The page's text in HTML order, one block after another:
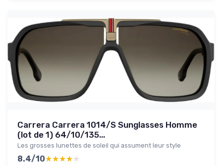
Carrera Carrera 1014/S Sunglasses Homme
(lot de 1) 64/10/135...
Les grosses lunettes de soleil qui assument leur style
8.4/10★★★★★
★★★★★